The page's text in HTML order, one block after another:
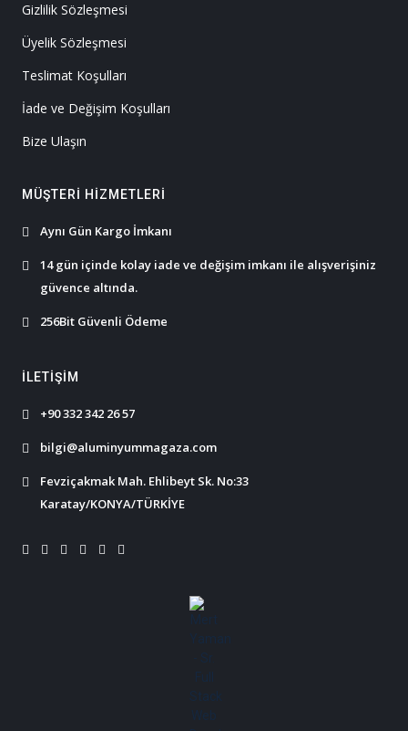
Gizlilik Sözleşmesi
Üyelik Sözleşmesi
Teslimat Koşulları
İade ve Değişim Koşulları
Bize Ulaşın
MÜŞTERI HIZMETLERI
Aynı Gün Kargo İmkanı
14 gün içinde kolay iade ve değişim imkanı ile alışverişiniz
güvence altında.
256Bit Güvenli Ödeme
İLETIŞIM
+90 332 342 26 57
bilgi@aluminyummagaza.com
Fevziçakmak Mah. Ehlibeyt Sk. No:33
Karatay/KONYA/TÜRKİYE